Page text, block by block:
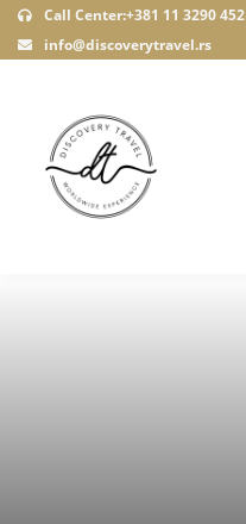
Call Center:+381 11 3290 452
info@discoverytravel.rs